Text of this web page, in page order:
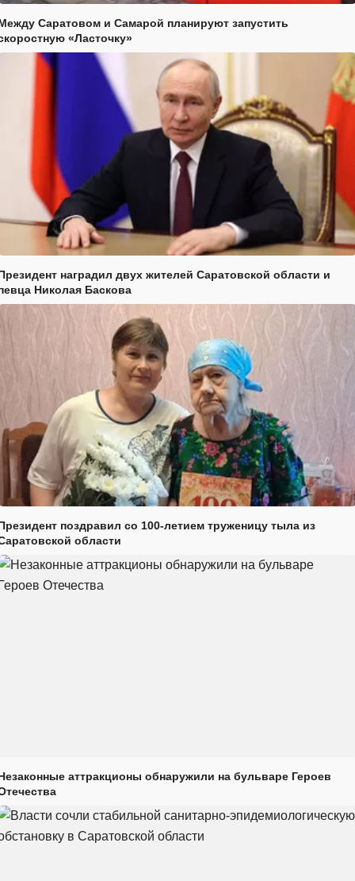
Саратовом и Самарой планируют запустить
«Ласточку»
наградил двух жителей Саратовской области и
Николая Баскова
поздравил со 100-летием труженицу тыла из
области
аттракционы обнаружили на бульваре Героев